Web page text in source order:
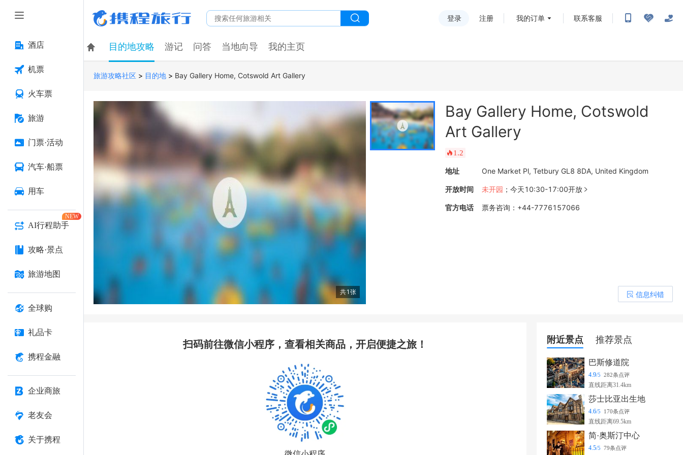
酒店
机票
火车票
旅游
门票·活动
汽车·船票
用车
AI行程助手
NEW
攻略·景点
旅游地图
全球购
礼品卡
携程金融
企业商旅
老友会
关于携程
登录 注册 我的订单 联系客服
目的地攻略 游记 问答 当地向导 我的主页
旅游攻略社区 > 目的地 > Bay Gallery Home, Cotswold Art Gallery
共1张
Bay Gallery Home, Cotswold
Art Gallery
󰺂 1.2
地址 One Market Pl, Tetbury GL8 8DA, United Kingdom
开放时间 未开园 ； 今天10:30-17:00开放 
官方电话 票务咨询 ： +44-7776157066
󰎒 信息纠错
扫码前往微信小程序，查看相关商品，开启便捷之旅！ 附近景点 推荐景点
巴斯修道院
4.9/5 282条点评
直线距离31.4km
莎士比亚出生地
4.6/5 170条点评
直线距离69.5km
简·奥斯汀中心
4.5/5 79条点评